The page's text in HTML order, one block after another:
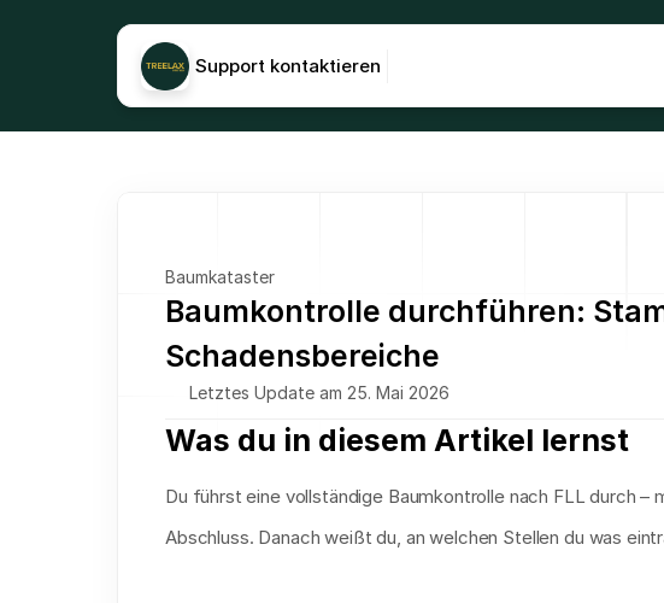
Support kontaktieren
Baumkataster
Baumkontrolle durchführen:
Schadensbereiche
Letztes Update am 25. Mai 2026
Was du in diesem Artikel lernst
Du führst eine vollständige Baumkontrolle nach FLL durch
Abschluss. Danach weißt du, an welchen Stellen du was